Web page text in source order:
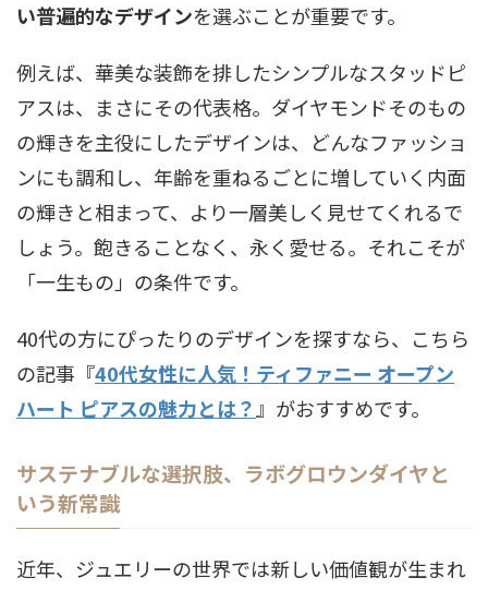
い普遍的なデザインを選ぶことが重要です。
例えば、華美な装飾を排したシンプルなスタッドピ
アスは、まさにその代表格。ダイヤモンドそのもの
の輝きを主役にしたデザインは、どんなファッショ
ンにも調和し、年齢を重ねるごとに増していく内面
の輝きと相まって、より一層美しく見せてくれるで
しょう。飽きることなく、永く愛せる。それこそが
「一生もの」の条件です。
40代の方にぴったりのデザインを探すなら、こちら
の記事『40代女性に人気！ティファニー オープン
ハート ピアスの魅力とは？』がおすすめです。
サステナブルな選択肢、ラボグロウンダイヤと
いう新常識
近年、ジュエリーの世界では新しい価値観が生まれ